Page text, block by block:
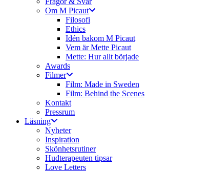
Om M Picaut
Filosofi
Ethics
Idén bakom M Picaut
Vem är Mette Picaut
Mette: Hur allt började
Awards
Filmer
Film: Made in Sweden
Film: Behind the Scenes
Kontakt
Pressrum
Läsning
Nyheter
Inspiration
Skönhetsrutiner
Hudterapeuten tipsar
Love Letters